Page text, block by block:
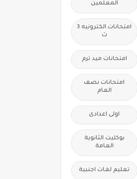
المعلمين
امتحانات الكترونيه 3
ث
امتحانات ميد ترم
امتحانات نصف
العام
اولى اعدادى
بوكليت الثانوية
العامة
تعليم لغات اجنبية